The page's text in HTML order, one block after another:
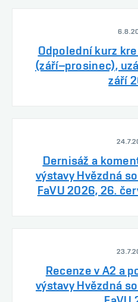
Odpolední kurz
(září–prosinec),
září
Dernisáž a
výstavy Hvězdná
FaVU 2026, 26.
Recenze v A2 a
výstavy Hvězdná